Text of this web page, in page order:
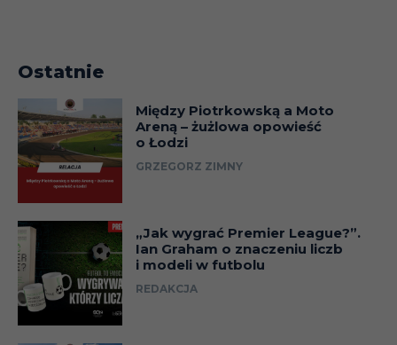
Ostatnie
Między Piotrkowską a Moto
Areną – żużlowa opowieść
o Łodzi
GRZEGORZ ZIMNY
„Jak wygrać Premier League?”.
Ian Graham o znaczeniu liczb
i modeli w futbolu
REDAKCJA